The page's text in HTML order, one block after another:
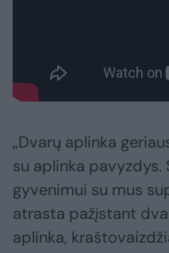
„Dvarų aplinka
su aplinka
gyvenimui su mus
atrasta pažįstant
aplinka,